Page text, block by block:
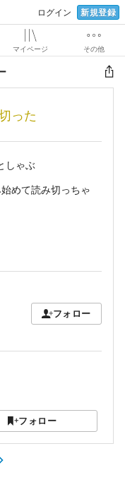
ログイン 新規登録
マイページ その他
った
しゃぶ
めて読み切っちゃ
フォロー
フォロー